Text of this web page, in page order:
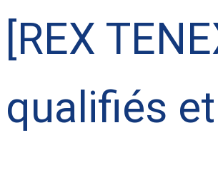
[REX
qualifiés